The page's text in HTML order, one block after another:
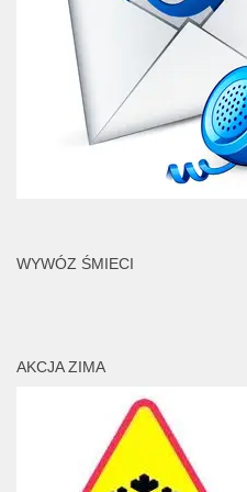
WYWÓZ ŚMIECI
AKCJA ZIMA